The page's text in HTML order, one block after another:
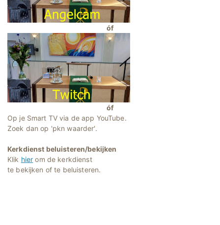
óf
óf
Op je Smart TV via de app YouTube.
Zoek dan op 'pkn waarder'.
Kerkdienst beluisteren/bekijken
Klik hier om de kerkdienst
te bekijken of te beluisteren.